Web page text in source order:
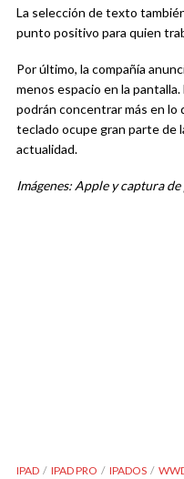
La selección de texto
punto positivo para quien
Por último, la compañía
menos espacio en la
podrán concentrar más en lo
teclado ocupe gran parte de
actualidad.
Imágenes: Apple y captura
IPAD IPAD PRO IPADOS